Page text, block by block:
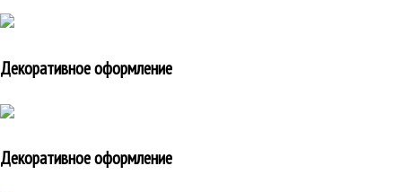
Декоративное оформление
Декоративное оформление